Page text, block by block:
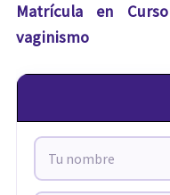
Matrícula en
vaginismo